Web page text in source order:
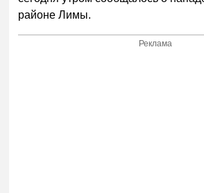
районе Лимы.
Реклама